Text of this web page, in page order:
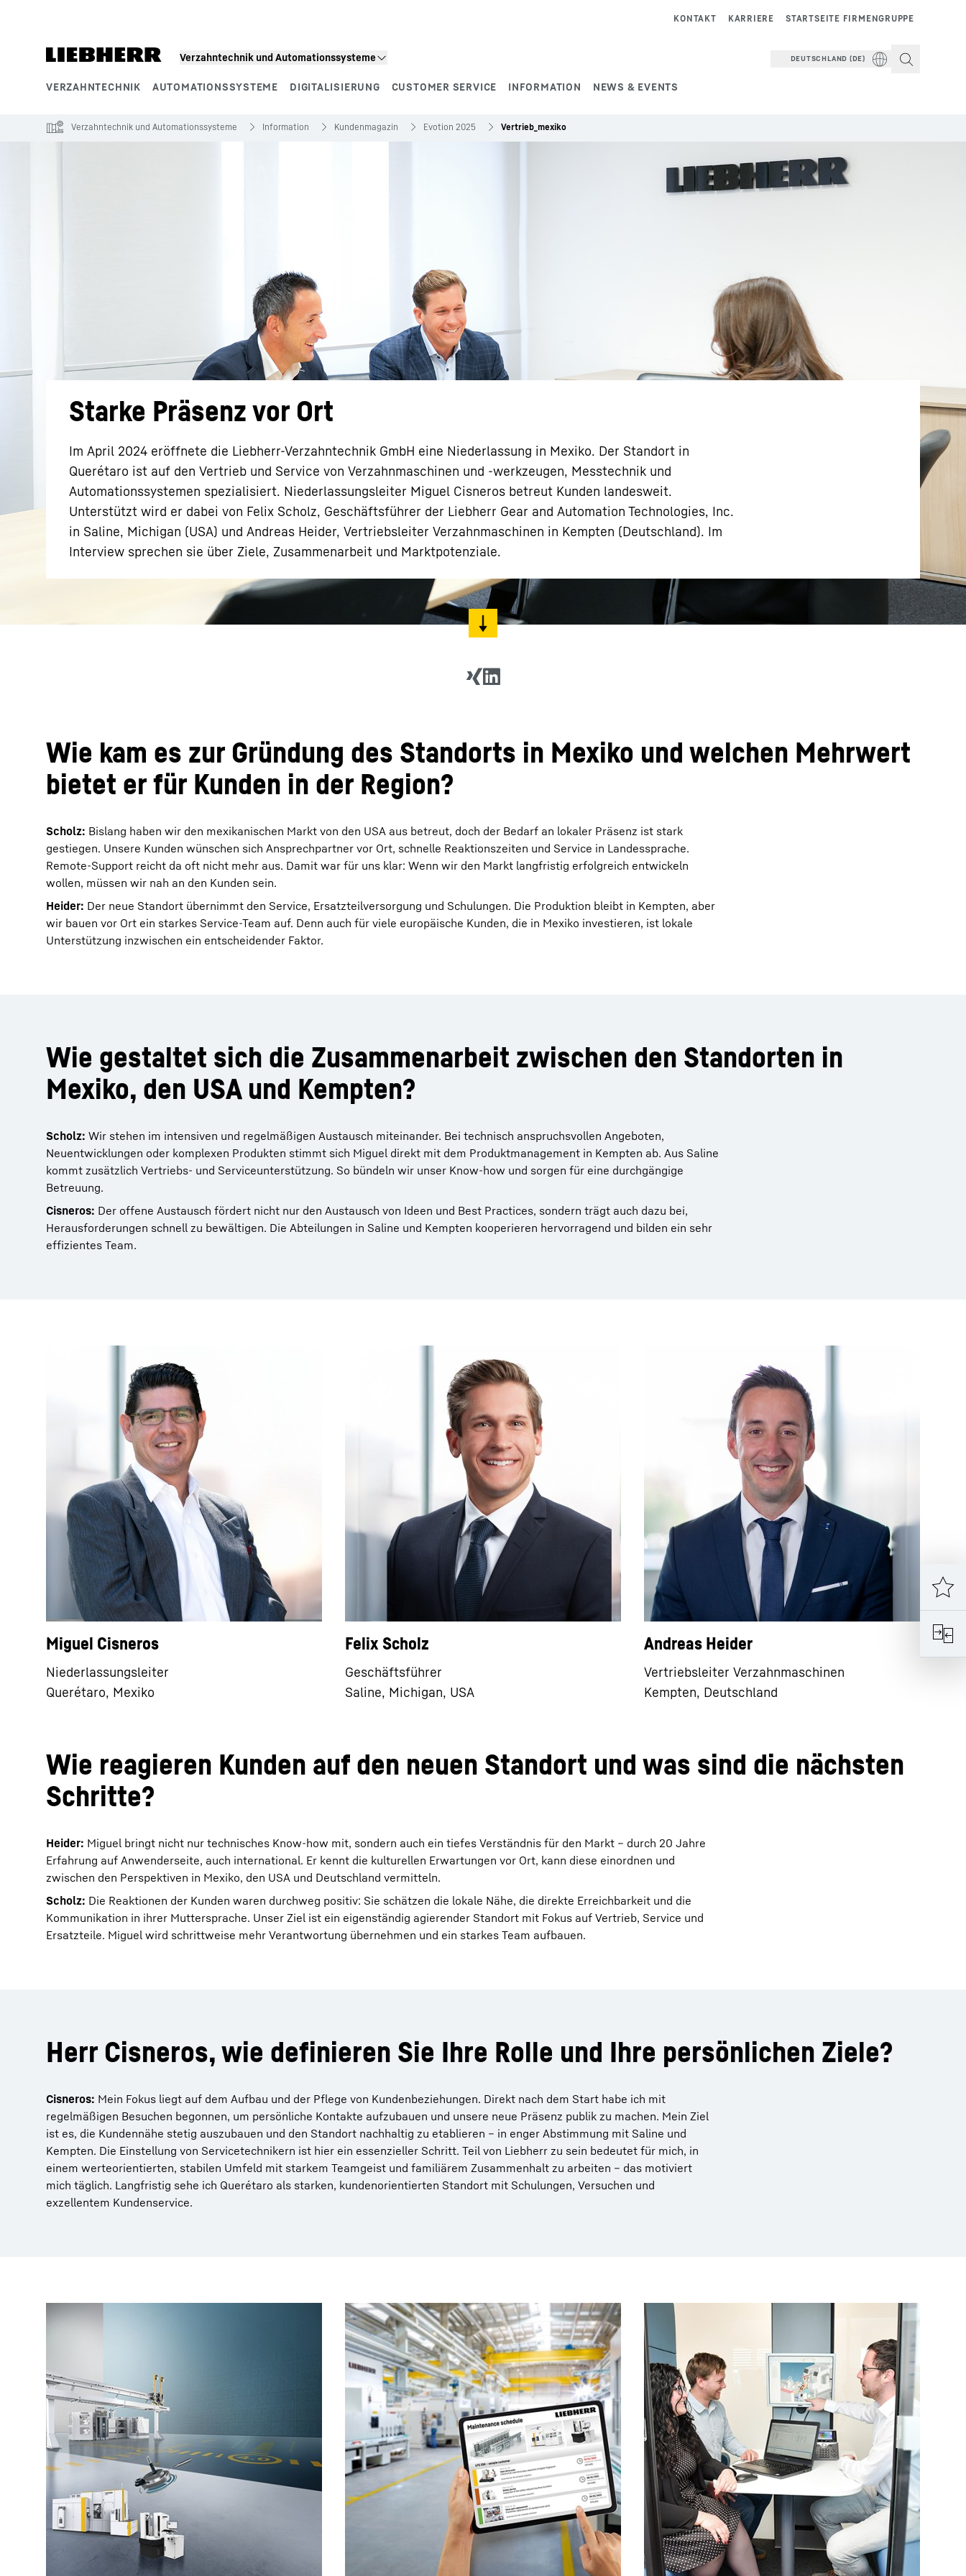
Verzahntechnik und Automationssysteme
VERZAHNTECHNIK AUTOMATIONSSYSTEME DIGITALISIERUNG CUSTOMER SERVICE INFORMATION NEWS & EVENTS
STARTSEITE FIRMENGRUPPE
KARRIERE
KONTAKT
DEUTSCHLAND (DE)
Verzahntechnik und Automationssysteme Information Kundenmagazin Evotion 2025 Vertrieb_mexiko
Starke Präsenz vor Ort
Im April 2024 eröffnete die Liebherr-Verzahntechnik GmbH eine Niederlassung in Mexiko. Der Standort in
Querétaro ist auf den Vertrieb und Service von Verzahnmaschinen und -werkzeugen, Messtechnik und
Automationssystemen spezialisiert. Niederlassungsleiter Miguel Cisneros betreut Kunden landesweit.
Unterstützt wird er dabei von Felix Scholz, Geschäftsführer der Liebherr Gear and Automation Technologies, Inc.
in Saline, Michigan (USA) und Andreas Heider, Vertriebsleiter Verzahnmaschinen in Kempten (Deutschland). Im
Interview sprechen sie über Ziele, Zusammenarbeit und Marktpotenziale.
Wie kam es zur Gründung des Standorts in Mexiko und welchen Mehrwert
bietet er für Kunden in der Region?
Scholz: Bislang haben wir den mexikanischen Markt von den USA aus betreut, doch der Bedarf an lokaler Präsenz ist stark
gestiegen. Unsere Kunden wünschen sich Ansprechpartner vor Ort, schnelle Reaktionszeiten und Service in Landessprache.
Remote-Support reicht da oft nicht mehr aus. Damit war für uns klar: Wenn wir den Markt langfristig erfolgreich entwickeln
wollen, müssen wir nah an den Kunden sein.
Heider: Der neue Standort übernimmt den Service, Ersatzteilversorgung und Schulungen. Die Produktion bleibt in Kempten, aber
wir bauen vor Ort ein starkes Service-Team auf. Denn auch für viele europäische Kunden, die in Mexiko investieren, ist lokale
Unterstützung inzwischen ein entscheidender Faktor.
Wie gestaltet sich die Zusammenarbeit zwischen den Standorten in
Mexiko, den USA und Kempten?
Scholz: Wir stehen im intensiven und regelmäßigen Austausch miteinander. Bei technisch anspruchsvollen Angeboten,
Neuentwicklungen oder komplexen Produkten stimmt sich Miguel direkt mit dem Produktmanagement in Kempten ab. Aus Saline
kommt zusätzlich Vertriebs- und Serviceunterstützung. So bündeln wir unser Know-how und sorgen für eine durchgängige
Betreuung.
Cisneros: Der offene Austausch fördert nicht nur den Austausch von Ideen und Best Practices, sondern trägt auch dazu bei,
Herausforderungen schnell zu bewältigen. Die Abteilungen in Saline und Kempten kooperieren hervorragend und bilden ein sehr
effizientes Team.
Miguel Cisneros
Niederlassungsleiter
Querétaro, Mexiko
Felix Scholz
Geschäftsführer
Saline, Michigan, USA
Andreas Heider
Vertriebsleiter Verzahnmaschinen
Kempten, Deutschland
Wie reagieren Kunden auf den neuen Standort und was sind die nächsten
Schritte?
Heider: Miguel bringt nicht nur technisches Know-how mit, sondern auch ein tiefes Verständnis für den Markt – durch 20 Jahre
Erfahrung auf Anwenderseite, auch international. Er kennt die kulturellen Erwartungen vor Ort, kann diese einordnen und
zwischen den Perspektiven in Mexiko, den USA und Deutschland vermitteln.
Scholz: Die Reaktionen der Kunden waren durchweg positiv: Sie schätzen die lokale Nähe, die direkte Erreichbarkeit und die
Kommunikation in ihrer Muttersprache. Unser Ziel ist ein eigenständig agierender Standort mit Fokus auf Vertrieb, Service und
Ersatzteile. Miguel wird schrittweise mehr Verantwortung übernehmen und ein starkes Team aufbauen.
Herr Cisneros, wie definieren Sie Ihre Rolle und Ihre persönlichen Ziele?
Cisneros: Mein Fokus liegt auf dem Aufbau und der Pflege von Kundenbeziehungen. Direkt nach dem Start habe ich mit
regelmäßigen Besuchen begonnen, um persönliche Kontakte aufzubauen und unsere neue Präsenz publik zu machen. Mein Ziel
ist es, die Kundennähe stetig auszubauen und den Standort nachhaltig zu etablieren – in enger Abstimmung mit Saline und
Kempten. Die Einstellung von Servicetechnikern ist hier ein essenzieller Schritt. Teil von Liebherr zu sein bedeutet für mich, in
einem werteorientierten, stabilen Umfeld mit starkem Teamgeist und familiärem Zusammenhalt zu arbeiten – das motiviert
mich täglich. Langfristig sehe ich Querétaro als starken, kundenorientierten Standort mit Schulungen, Versuchen und
exzellentem Kundenservice.